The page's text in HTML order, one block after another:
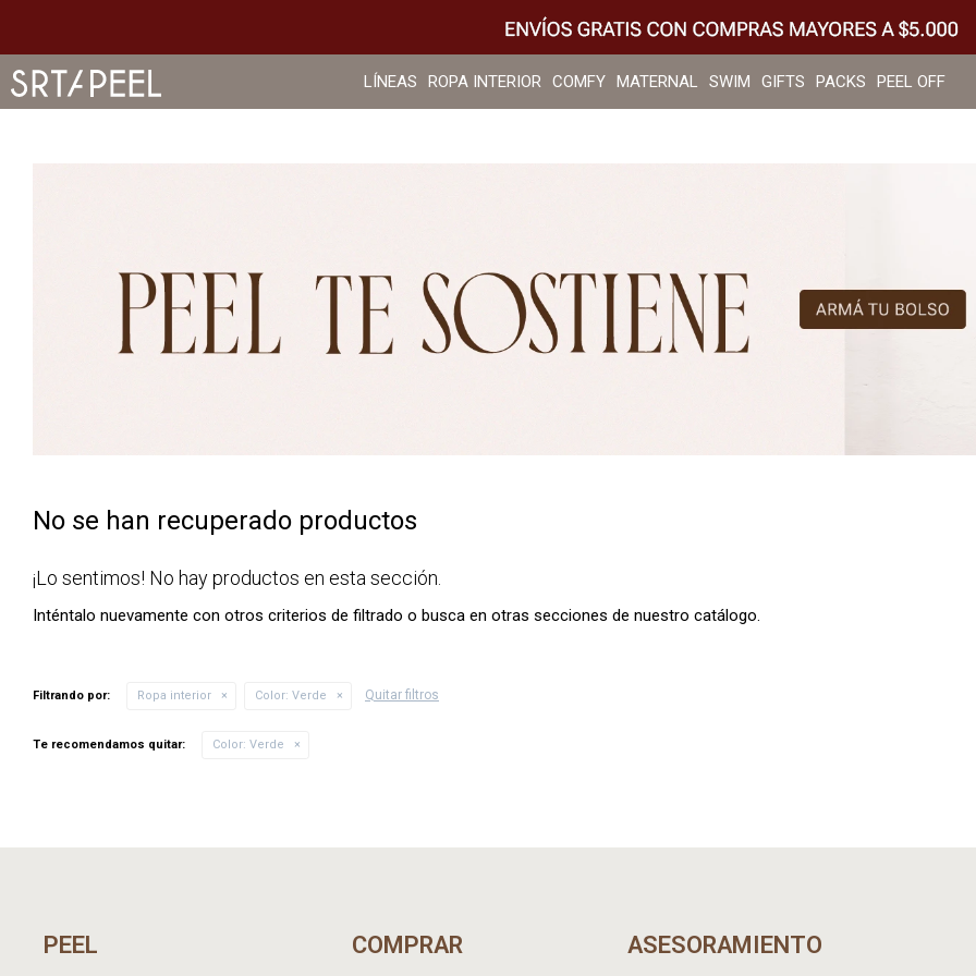
LÍNEAS ROPA INTERIOR COMFY MATERNAL SWIM GIFTS PACKS PEEL OFF
No se han recuperado productos
¡Lo sentimos! No hay productos en esta sección.
Inténtalo nuevamente con otros criterios de filtrado o busca en otras secciones de nuestro catálogo.
Filtrando por: Ropa interior Color: Verde Quitar filtros
Te recomendamos quitar: Color: Verde
PEEL COMPRAR ASESORAMIENTO